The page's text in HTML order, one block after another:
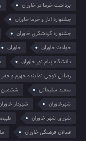
برداشت خرما در خاوران
جشنواره انار و خرما خاوران
جشنواره گردشگری خاوران
حوادث خاوران
خاوران
دانشگاه پیام نور خاوران
رضایی کوچی نماینده جهرم و
سعید سلیمانی
ششمین
شهرخاوران
شهردار
شورای شهر خاوران
فعالان فرهنگی خاوران